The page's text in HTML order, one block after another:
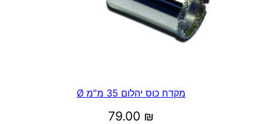
מקדח כוס יהלום 35 מ"מ Ø
79.00 ₪